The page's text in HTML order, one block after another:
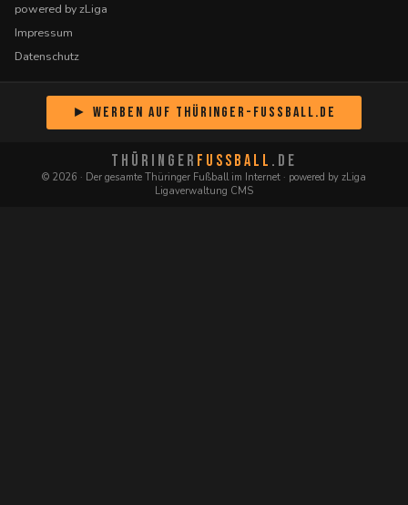
powered by zLiga
Impressum
Datenschutz
► Werben auf Thüringer-Fussball.de
THÜRINGER FUSSBALL .DE
© 2026 · Der gesamte Thüringer Fußball im Internet · powered by zLiga
Ligaverwaltung CMS